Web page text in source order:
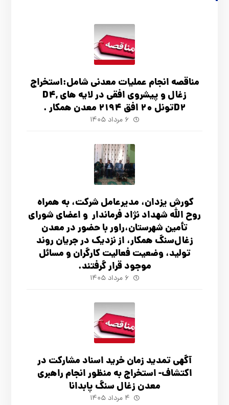
مناقصه انجام عملیات معدنی شامل:استخراج
زغال و پیشروی افقی در لایه های D4,
D2تونل 20 افق 2194 معدن همکار .
۶ مرداد ۱۴۰۵
کورش یزدان، مدیرعامل شرکت، به همراه
روح الله شهداد نژاد فرماندار و اعضای شورای
تأ‌مین شهرستان،راور با حضور در معدن
زغال‌سنگ همکار، از نزدیک در جریان روند
تولید، وضعیت فعالیت کارگران و مسائل
موجود قرار گرفتند.
۶ مرداد ۱۴۰۵
آگهي تمدید زمان خرید اسناد مشارکت در
اکتشاف- استخراج به منظور انجام راهبری
معدن زغال سنگ پابدانا
۴ مرداد ۱۴۰۵